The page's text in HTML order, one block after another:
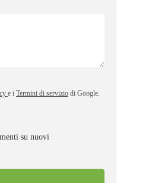
e i Termini di serviziodi Google.
su nuovi